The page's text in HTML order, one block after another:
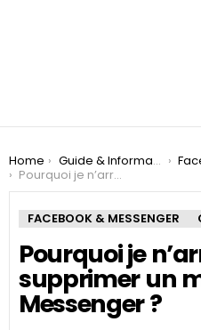
You are here:
Home Guide & Informations
Pourquoi je n’arrive pas à supprimer un message sur Messenger ?
FACEBOOK & MESSENGER
Pourquoi je
supprimer un
Messenger ?